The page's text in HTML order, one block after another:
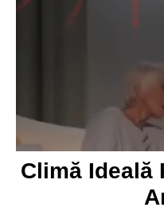
Climă Ideală